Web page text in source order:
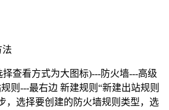
法
查看方式为大图标)---防火墙---高级
则---最右边 新建规则“新建出站规则
，选择要创建的防火墙规则类型，选